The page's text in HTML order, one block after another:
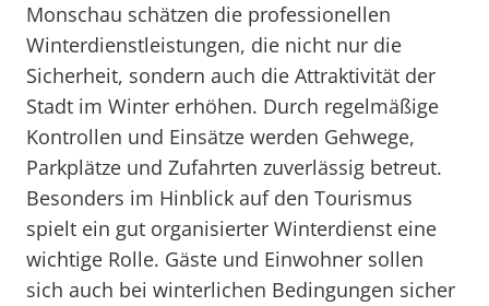
Monschau schätzen die professionellen
Winterdienstleistungen, die nicht nur die
Sicherheit, sondern auch die Attraktivität der
Stadt im Winter erhöhen. Durch regelmäßige
Kontrollen und Einsätze werden Gehwege,
Parkplätze und Zufahrten zuverlässig betreut.
Besonders im Hinblick auf den Tourismus
spielt ein gut organisierter Winterdienst eine
wichtige Rolle. Gäste und Einwohner sollen
sich auch bei winterlichen Bedingungen sicher